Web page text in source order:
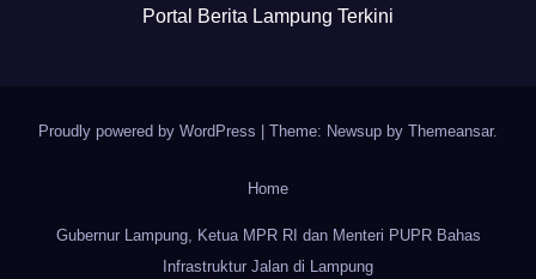
Portal Berita Lampung Terkini
Proudly powered by WordPress Theme: Newsup by Themeansar.
Home
Gubernur Lampung, Ketua MPR RI dan Menteri PUPR Bahas
Infrastruktur Jalan di Lampung